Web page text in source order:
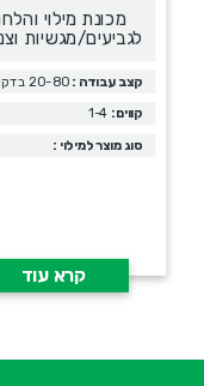
מכונת מילוי
לגביעים/מגשיות
קצב עבודה : 20-80 בדקה
קווים:
סוג מוצר למילוי :
קרא עוד